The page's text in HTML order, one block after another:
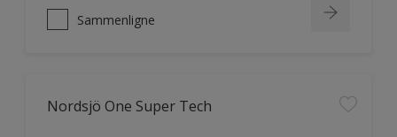
Sammenligne
Nordsjö One Super Tech